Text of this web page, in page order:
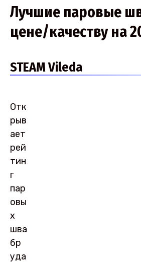
Лучшие паровые
цене/качеству на
STEAM Vileda
Отк
рыв
ает
рей
тин
г
пар
овы
х
шва
бр
уда